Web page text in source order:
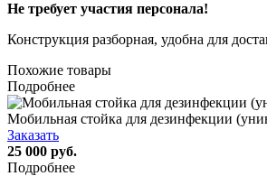
Не требует участия персонала!
Конструкция разборная, удобна для
Похожие товары
Подробнее
Мобильная стойка для дезинфекции
Заказать
25 000 руб.
Подробнее